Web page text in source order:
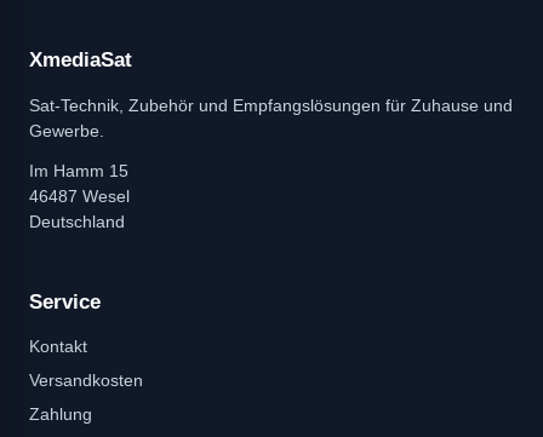
XmediaSat
Sat-Technik, Zubehör und Empfangslösungen für Zuhause und
Gewerbe.
Im Hamm 15
46487 Wesel
Deutschland
Service
Kontakt
Versandkosten
Zahlung